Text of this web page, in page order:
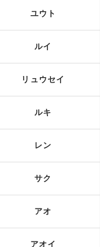
ユウト
ルイ
リュウセイ
ルキ
レン
サク
アオ
アオイ